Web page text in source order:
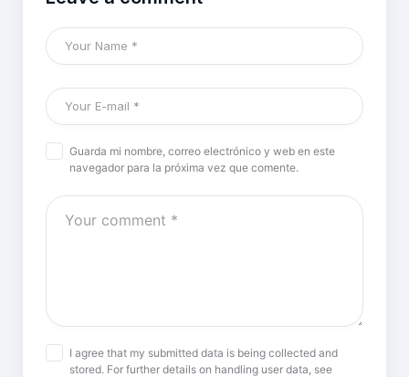
Guarda mi nombre, correo electrónico y web en este
navegador para la próxima vez que comente.
I agree that my submitted data is being collected and
stored. For further details on handling user data, see